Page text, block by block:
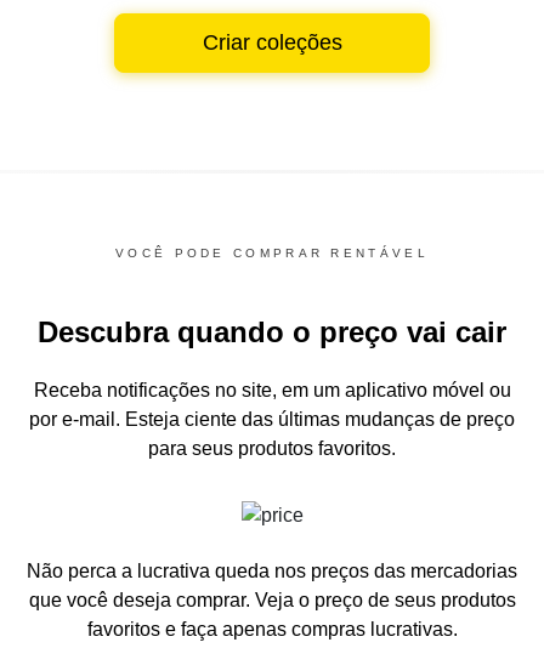
Criar coleções
VOCÊ PODE COMPRAR RENTÁVEL
Descubra quando o preço vai cair
Receba notificações no site, em um aplicativo móvel ou
por e-mail. Esteja ciente das últimas mudanças de preço
para seus produtos favoritos.
Não perca a lucrativa queda nos preços das mercadorias
que você deseja comprar. Veja o preço de seus produtos
favoritos e faça apenas compras lucrativas.